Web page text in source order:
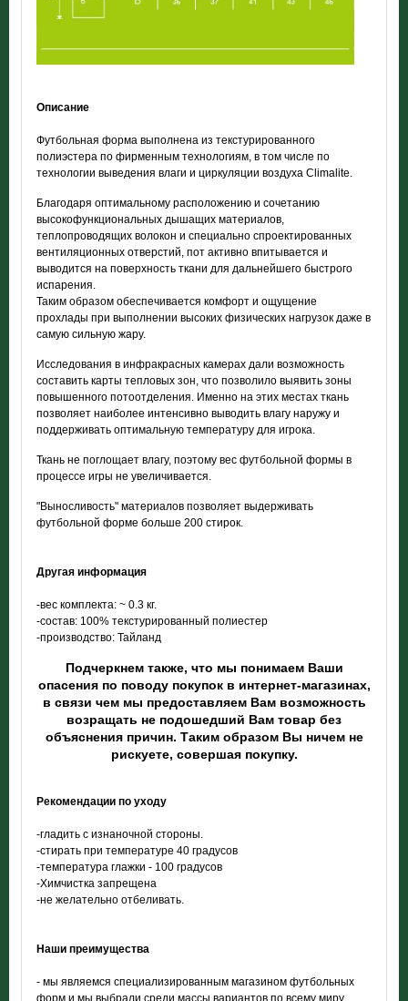
Описание
Футбольная форма выполнена из текстурированного
полиэстера по фирменным технологиям, в том числе по
технологии выведения влаги и циркуляции воздуха Climalite.
Благодаря оптимальному расположению и сочетанию
высокофункциональных дышащих материалов,
теплопроводящих волокон и специально спроектированных
вентиляционных отверстий, пот активно впитывается и
выводится на поверхность ткани для дальнейшего быстрого
испарения.
Таким образом обеспечивается комфорт и ощущение
прохлады при выполнении высоких физических нагрузок даже в
самую сильную жару.
Исследования в инфракрасных камерах дали возможность
составить карты тепловых зон, что позволило выявить зоны
повышенного потоотделения. Именно на этих местах ткань
позволяет наиболее интенсивно выводить влагу наружу и
поддерживать оптимальную температуру для игрока.
Ткань не поглощает влагу, поэтому вес футбольной формы в
процессе игры не увеличивается.
"Выносливость" материалов позволяет выдерживать
футбольной форме больше 200 стирок.
Другая информация
-вес комплекта: ~ 0.3 кг.
-состав: 100% текстурированный полиестер
-производство: Тайланд
Подчеркнем также, что мы понимаем Ваши
опасения по поводу покупок в интернет-магазинах,
в связи чем мы предоставляем Вам возможность
возращать не подошедший Вам товар без
объяснения причин. Таким образом Вы ничем не
рискуете, совершая покупку.
Рекомендации по уходу
-гладить с изнаночной стороны.
-стирать при температуре 40 градусов
-температура глажки - 100 градусов
-Химчистка запрещена
-не желательно отбеливать.
Наши преимущества
- мы являемся специализированным магазином футбольных
форм и мы выбрали среди массы вариантов по всему миру